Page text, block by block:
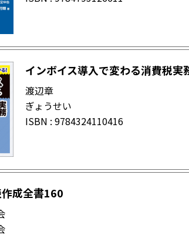
インボイス導入で変わる消費税実
渡辺章
ぎょうせい
ISBN : 9784324110416
成全書160